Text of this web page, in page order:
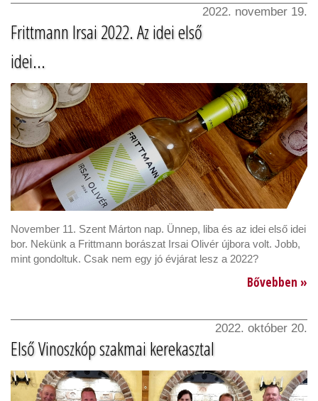
2022. november 19.
Frittmann Irsai 2022. Az idei első
idei...
November 11. Szent Márton nap. Ünnep, liba és az idei első idei
bor. Nekünk a Frittmann borászat Irsai Olivér újbora volt. Jobb,
mint gondoltuk. Csak nem egy jó évjárat lesz a 2022?
Bővebben »
2022. október 20.
Első Vinoszkóp szakmai kerekasztal